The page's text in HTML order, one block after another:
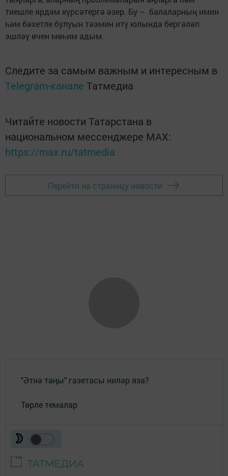
тиешле ярдәм күрсәтергә әзер. Бу – балаларның имин
һәм бәхетле булуын тәэмин итү юлында бергәләп
эшләү өчен мөһим адым.
Следите за самым важным и интересным в
Telegram-канале Татмедиа
Читайте новости Татарстана в
национальном мессенджере MАХ:
https://max.ru/tatmedia
Перейти на страницу новости
"Әтнә таңы" газетасы ниләр яза?
Төрле темалар